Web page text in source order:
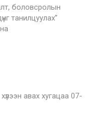
боловсролын
танилцуулах”
авах хугацаа 07-